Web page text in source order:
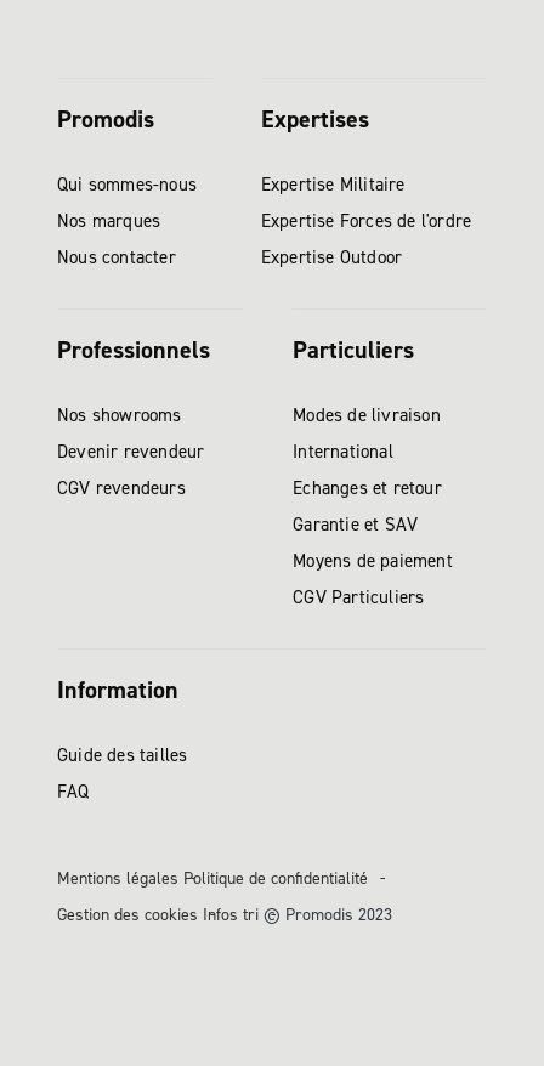
Promodis
Qui sommes-nous
Nos marques
Nous contacter
Expertises
Expertise Militaire
Expertise Forces de l'ordre
Expertise Outdoor
Professionnels
Nos showrooms
Devenir revendeur
CGV revendeurs
Particuliers
Modes de livraison
International
Echanges et retour
Garantie et SAV
Moyens de paiement
CGV Particuliers
Information
Guide des tailles
FAQ
Mentions légales Politique de confidentialité
Gestion des cookies Infos tri © Promodis 2023